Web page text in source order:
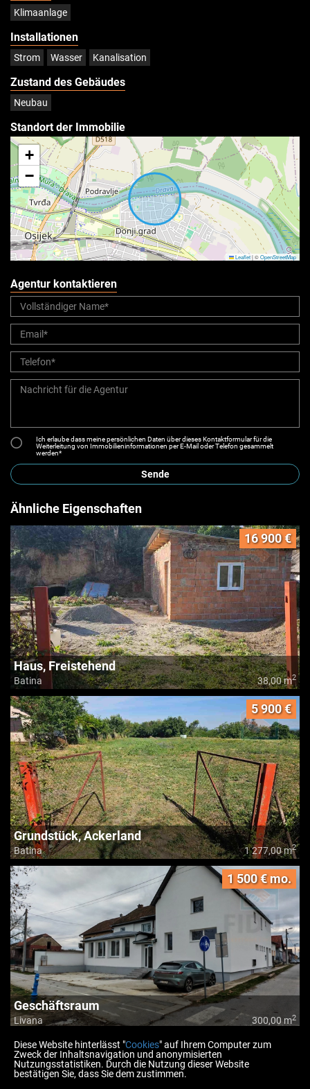
Klimaanlage
Installationen
Strom Wasser Kanalisation
Zustand des Gebäudes
Neubau
Standort der Immobilie
+
−
Leaflet|©OpenStreetMap
Agentur kontaktieren
Ich erlaube dass meine persönlichen Daten über dieses Kontaktformular für die
Weiterleitung von Immobilieninformationen per E-Mail oder Telefon gesammelt
werden*
Sende
Ähnliche Eigenschaften
16 900 €
Haus, Freistehend
Batina 38,00 m2
5 900 €
Grundstück, Ackerland
Batina 1 277,00 m2
1 500 € mo.
Geschäftsraum
Livana 300,00 m2
Diese Website hinterlässt "Cookies" auf Ihrem Computer zum
Zweck der Inhaltsnavigation und anonymisierten
Nutzungsstatistiken. Durch die Nutzung dieser Website
bestätigen Sie, dass Sie dem zustimmen.